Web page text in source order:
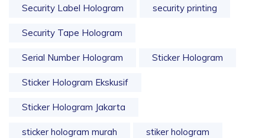
Security Label Hologram security printing
Security Tape Hologram
Serial Number Hologram Sticker Hologram
Sticker Hologram Ekskusif
Sticker Hologram Jakarta
sticker hologram murah stiker hologram